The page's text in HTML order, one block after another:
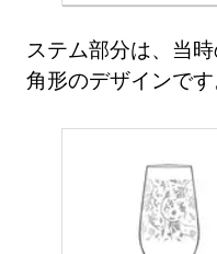
ステム部分は、当
角形のデザインです